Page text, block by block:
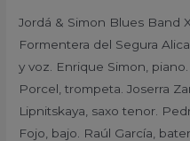
Jordá & Simon Blues Band
Formentera del Segura
y voz. Enrique Simon,
Porcel, trompeta. Joserra
Lipnitskaya, saxo tenor.
Fojo, bajo. Raúl García,